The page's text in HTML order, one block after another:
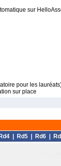
sur
pour les
sur place
Rd4 Rd5 Rd6